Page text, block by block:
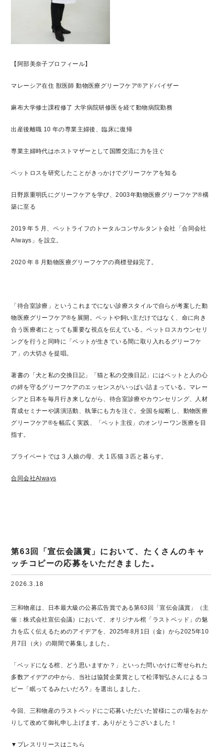
【阿部美奈子プロフィール】
マレーシア在住 獣医師 動物医療グリーフケア®アドバイザー
麻布大学修士課程修了 大学病院研修医を経て動物病院勤務
出産後離職 10 年の専業主婦後、臨床に復帰
専業主婦時代はホストマザーとして国際交流に力を注ぐ
ペットロスを研究したことがきっかけでグリーフケアを知る
日野原重明氏にグリーフケアを学び、2003年動物医療グリーフケア®構
築に至る
2019 年 5 月、ペットライフのトータルコンサルタント会社「合同会社
Always」を設立。
2020 年 8 月動物医療グリーフケアの商標登録完了。
「待合室診療」というこれまでにない診療スタイルで自らが考案した動
物医療グリーフケア®を展開。ペットや飼い主だけではなく、命に向き
合う医療者にとっても重要な視点を伝え ている。ペットロスカウンセリ
ングを行うと同時に「ペットが生きている間に取り入れるグリーフケ
ア」の大切さを提唱。
著書の「犬と私の交換日記」「猫と私の交換日記」にはペットと人の心
の絆を守るグリーフケアのエッセンスがいっぱい詰まっている。マレー
シアと日本を毎月行き来しながら、待合室診療やカウンセリング、人材
育成セミナーや講演活動、執筆にも力を注ぐ。全国を縦断 し、動物医療
グリーフケア®を幅広く実践、「ペット主役」のオンリーワン医療を目
指す。
プライベートでは 3 人娘の母、犬 1 匹猫 3 匹と暮らす。
合同会社Always
第63回「宣伝会議賞」において、たくさんのキャ
ッチコピーの応募をいただきました。
2026.3.18
三和物産は、日本最大級の公募広告賞である第63回「宣伝会議賞」（主
催：株式会社宣伝会議）において、オリジナル棺「ラストベッド」の魅
力を広く伝えるためのアイデアを、2025年8月1日（金）から2025年10
月7日（火）の期間で募集しました。
「ベッドになる棺、どう思いますか？」といった問いかけに寄せられた
多数アイデアの中から、当社は協賛企業賞として松澤智弘さんによるコ
ピー「眠ってるみたいだろ?」を選出しました。
今回、三和物産のラストベッドにご応募いただいた皆様にこの場をおか
りして改めて御礼申し上げます。ありがとうございました！
▼プレスリリースはこちら